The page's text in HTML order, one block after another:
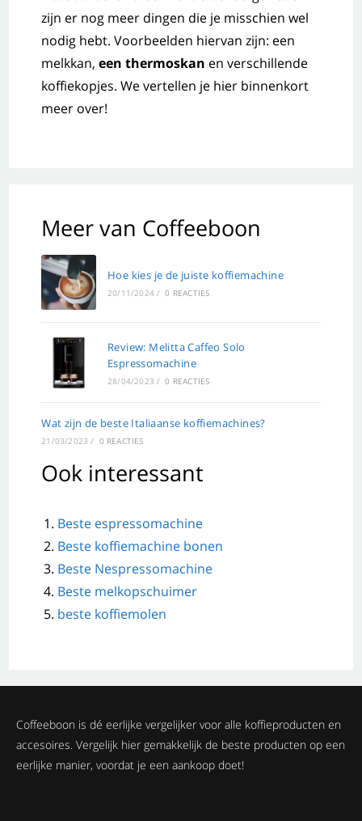
zijn er nog meer dingen die je misschien wel
nodig hebt. Voorbeelden hiervan zijn: een
melkkan,een thermoskan en verschillende
koffiekopjes. We vertellen je hier binnenkort
meer over!
Meer van Coffeeboon
Hoe kies je de juiste koffiemachine
20/11/2024 / 0 REACTIES
Review: Melitta Caffeo Solo
Espressomachine
28/04/2023 / 0 REACTIES
Wat zijn de beste Italiaanse koffiemachines?
21/03/2023 / 0 REACTIES
Ook interessant
Beste espressomachine
Beste koffiemachine bonen
Beste Nespressomachine
Beste melkopschuimer
beste koffiemolen
Coffeeboon is dé eerlijke vergelijker voor alle koffieproducten en
accesoires. Vergelijk hier gemakkelijk de beste producten op een
eerlijke manier, voordat je een aankoop doet!